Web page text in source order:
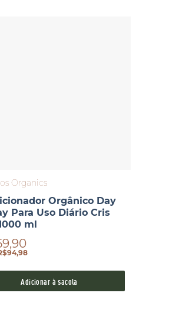
Organics
Orgânico Day
Para Uso Diário Cris
ml
Adicionar à sacola